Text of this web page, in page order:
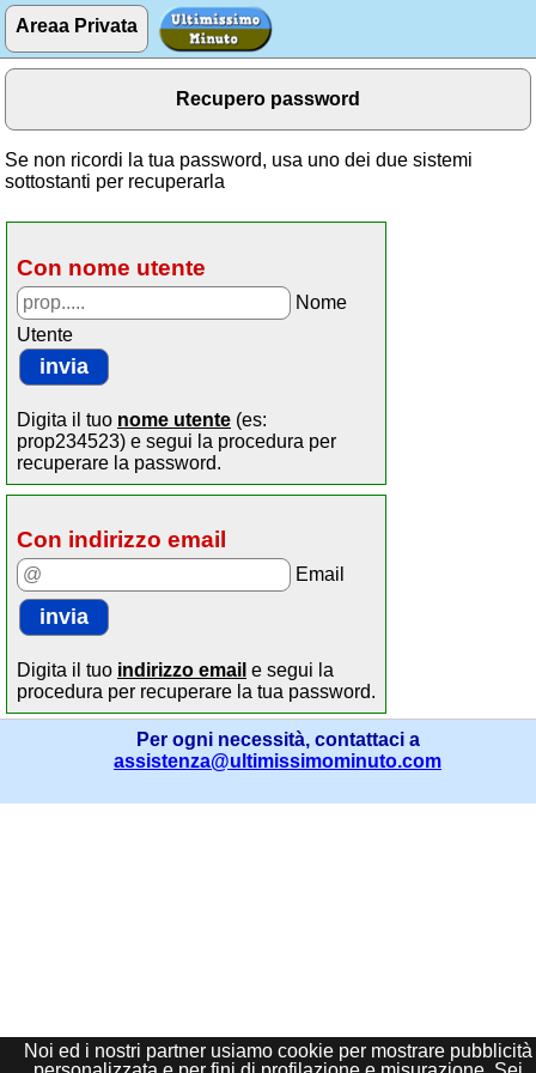
Areaa Privata
Recupero password
Se non ricordi la tua password, usa uno dei due sistemi
sottostanti per recuperarla
Con nome utente
Nome
Utente
Digita il tuo nome utente (es:
prop234523) e segui la procedura per
recuperare la password.
Con indirizzo email
Email
Digita il tuo indirizzo email e segui la
procedura per recuperare la tua password.
Per ogni necessità, contattaci a
assistenza@ultimissimominuto.com
Noi ed i nostri partner usiamo cookie per mostrare pubblicità